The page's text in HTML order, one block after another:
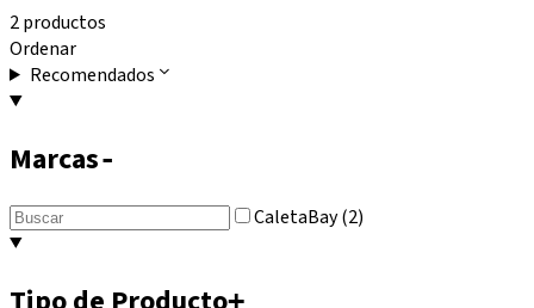
2 productos
Ordenar
Recomendados
Marcas-
CaletaBay (2)
+